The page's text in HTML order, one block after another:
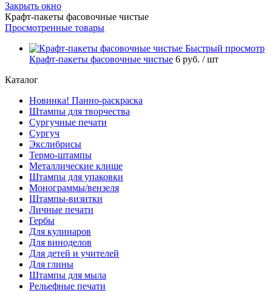
Закрыть окно
Крафт-пакеты фасовочные чистые
Просмотренные товары
Быстрый просмотр
Крафт-пакеты фасовочные чистые 6 руб. / шт
Каталог
Новинка! Панно-раскраска
Штампы для творчества
Сургучные печати
Сургуч
Экслибрисы
Термо-штампы
Металлические клише
Штампы для упаковки
Монограммы/вензеля
Штампы-визитки
Личные печати
Гербы
Для кулинаров
Для виноделов
Для детей и учителей
Для глины
Штампы для мыла
Рельефные печати